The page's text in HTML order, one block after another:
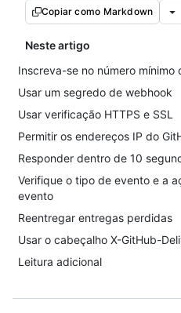
Copiar como Markdown
Neste artigo
Inscreva-se no número mínimo
Usar um segredo de webhook
Usar verificação HTTPS e SSL
Permitir os endereços IP do
Responder dentro de 10
Verifique o tipo de evento e a
evento
Reentregar entregas perdidas
Usar o cabeçalho X-GitHub-
Leitura adicional